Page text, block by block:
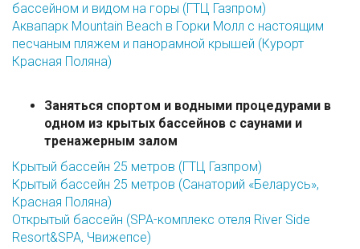
бассейном и видом на горы (ГТЦ Газпром)
Аквапарк Mountain Beach в Горки Молл с настоящим
песчаным пляжем и панорамной крышей (Курорт
Красная Поляна)
Заняться спортом и водными процедурами в
одном из крытых бассейнов с саунами и
тренажерным залом
Крытый бассейн 25 метров (ГТЦ Газпром)
Крытый бассейн 25 метров (Санаторий «Беларусь»,
Красная Поляна)
Открытый бассейн (SPA-комплекс отеля River Side
Resort&SPA, Чвижепсе)